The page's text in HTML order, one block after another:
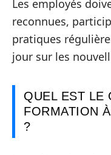
Les employés
reconnues,
pratiques
jour sur les
QUEL EST LE
FORMATION
?